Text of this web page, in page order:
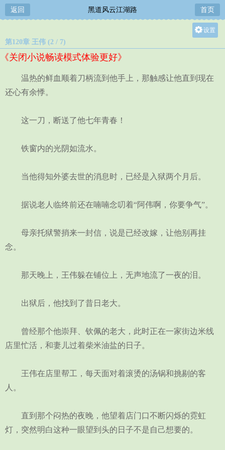
返回 黑道风云江湖路 首页
设置
中
第120章 王伟 (2 / 7)
《关闭小说畅读模式体验更好》
温热的鲜血顺着刀柄流到他手上，那触感让他直到现在
还心有余悸。
这一刀，断送了他七年青春！
铁窗内的光阴如流水。
当他得知外婆去世的消息时，已经是入狱两个月后。
据说老人临终前还在喃喃念叨着“阿伟啊，你要争气”。
母亲托狱警捎来一封信，说是已经改嫁，让他别再挂
念。
那天晚上，王伟躲在铺位上，无声地流了一夜的泪。
出狱后，他找到了昔日老大。
曾经那个他崇拜、钦佩的老大，此时正在一家街边米线
店里忙活，和妻儿过着柴米油盐的日子。
王伟在店里帮工，每天面对着滚烫的汤锅和挑剔的客
人。
直到那个闷热的夜晚，他望着店门口不断闪烁的霓虹
灯，突然明白这种一眼望到头的日子不是自己想要的。